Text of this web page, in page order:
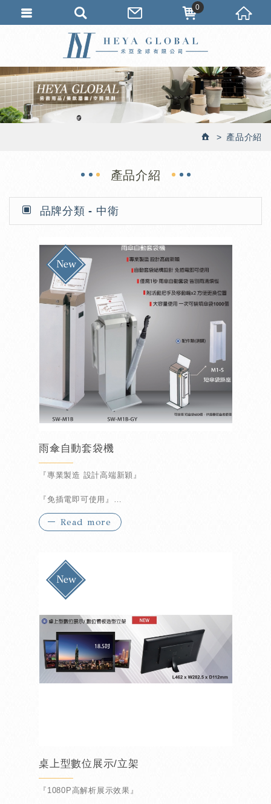
產品介紹
產品介紹
品牌分類 - 中衛
雨傘自動套袋機
『專業製造 設計高端新穎』
『免插電即可使用』
『雨傘自動套袋方便快速』
Read more
桌上型數位展示/立架
『1080P高解析展示效果』
0